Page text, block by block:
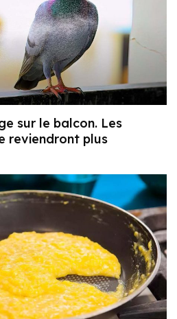
sur le balcon. Les
reviendront plus